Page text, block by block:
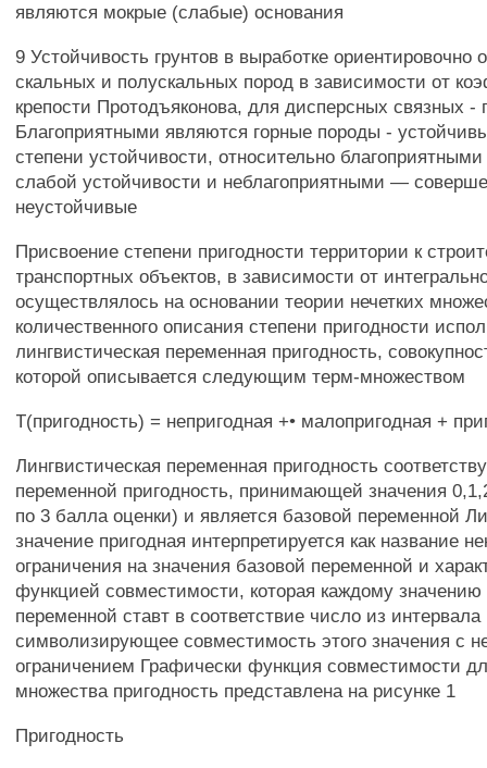
являются мокрые (слабые) основания
9 Устойчивость грунтов в выработке ориентировочно
скальных и полускальных пород в зависимости от
крепости Протодъяконова, для дисперсных связных -
Благоприятными являются горные породы -
степени устойчивости, относительно
слабой устойчивости и неблагоприятными —
неустойчивые
Присвоение степени пригодности территории к
транспортных объектов, в зависимости от
осуществлялось на основании теории нечетких
количественного описания степени пригодности
лингвистическая переменная пригодность,
которой описывается следующим терм-множеством
Т(пригодность) = непригодная +• малопригодная +
Лингвистическая переменная пригодность
переменной пригодность, принимающей значения
по 3 балла оценки) и является базовой переменной
значение пригодная интерпретируется как название
ограничения на значения базовой переменной и
функцией совместимости, которая каждому значению
переменной ставт в соответствие число из
символизирующее совместимость этого значения с
ограничением Графически функция совместимости
множества пригодность представлена на рисунке 1
Пригодность